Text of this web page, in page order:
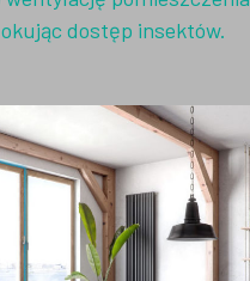
dostęp insektów.